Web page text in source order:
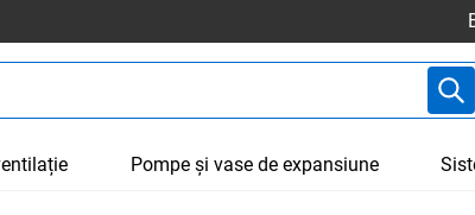
Pompe și vase de expansiune